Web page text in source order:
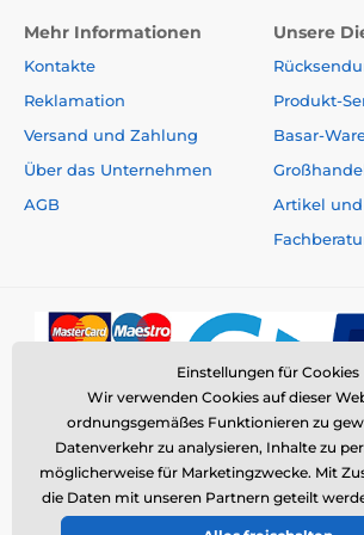
Im Lieferumfang ist ein
verstellbares und bequemes
enthalten.
wird für den Hund nicht unangenehm
können das Halsband einfach
von 20 bis 70 cmeinstellen.
Gewicht und
seinGewicht beträgt 78 Gramm.
Technische Spezifikationen können
ausdrückliche Vorankündigung
Das Produkt ist in Kategorien
Mehr Informationen
Kontakte
Reklamation
Versand und Zahlung
Über das Unternehmen
AGB
Unsere
Produkt-
Basar-
Artikel
© 2026 www.elektro-halsbander.ch ⦁ E-
Einstellungen für Cookies
Wir verwenden Cookies auf dieser
ordnungsgemäßes Funktionieren zu
Datenverkehr zu analysieren, Inhalte zu
möglicherweise für Marketingzwecke. Mit
die Daten mit unseren Partnern geteilt